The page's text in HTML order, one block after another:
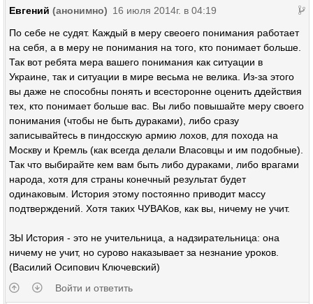
Евгений (анонимно) 16 июля 2014г. в 04:19
По себе не судят. Каждый в меру свеоего понимания работает
на себя, а в меру не понимания на того, кто понимает больше.
Так вот ребята мера вашего понимания как ситуации в
Украине, так и ситуации в мире весьма не велика. Из-за этого
вы даже не способны понять и всесторонне оценить ддействия
тех, кто понимает больше вас. Вы либо повышайте меру своего
понимания (чтобы не быть дураками), либо сразу
записывайтесь в пиндосскую армию лохов, для похода на
Москву и Кремль (как всегда делали Власовцы и им подобные).
Так что выбирайте кем вам быть либо дураками, либо врагами
народа, хотя для страны конечный результат будет
одинаковым. История этому постоянно приводит массу
подтверждений. Хотя таких ЧУВАКов, как вы, ничему не учит.
ЗЫ История - это не учительница, а надзирательница: она
ничему не учит, но сурово наказывает за незнание уроков.
(Василий Осипович Ключевский)
Войти и ответить